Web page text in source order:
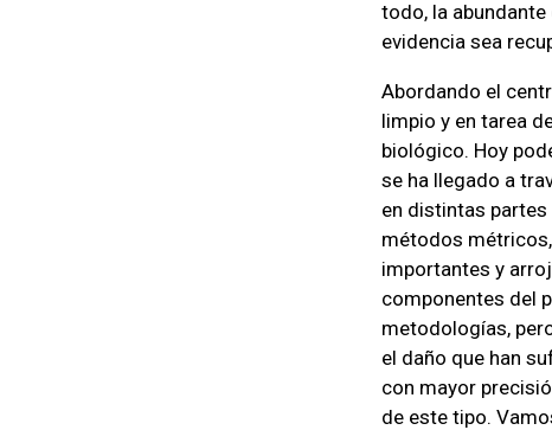
todo, la
evidencia sea
Abordando el
limpio y en tarea
biológico. Hoy
se ha llegado a
en distintas
métodos
importantes y
componentes del
metodologías,
el daño que han
con mayor
de este tipo.